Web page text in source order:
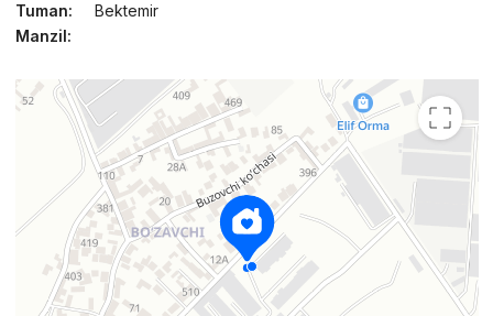
Tuman:
Bektemir
Manzil: